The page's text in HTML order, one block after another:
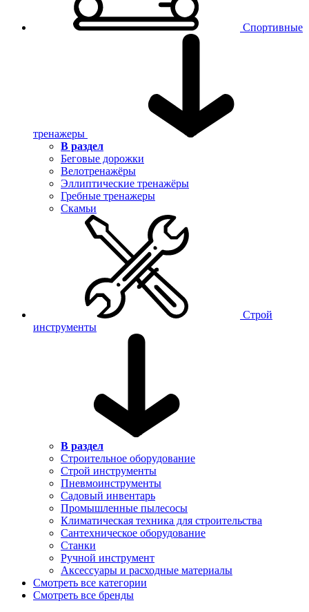
Спортивные
тренажеры
В раздел
Беговые дорожки
Велотренажёры
Эллиптические тренажёры
Гребные тренажеры
Скамьи
Строй
инструменты
В раздел
Строительное оборудование
Строй инструменты
Пневмоинструменты
Садовый инвентарь
Промышленные пылесосы
Климатическая техника для строительства
Сантехническое оборудование
Станки
Ручной инструмент
Аксессуары и расходные материалы
Смотреть все категории
Смотреть все бренды